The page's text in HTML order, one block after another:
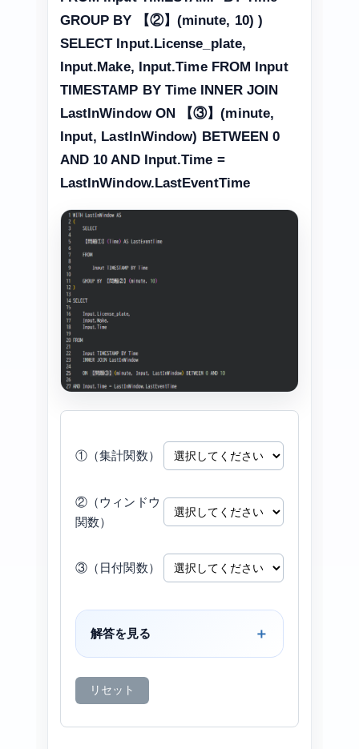
GROUP BY 【②】(minute, 10) )
SELECT Input.License_plate,
Input.Make, Input.Time FROM Input
TIMESTAMP BY Time INNER JOIN
LastInWindow ON 【③】(minute,
Input, LastInWindow) BETWEEN 0
AND 10 AND Input.Time =
LastInWindow.LastEventTime
①（集計関数）
②（ウィンドウ
関数）
③（日付関数）
解答を見る
リセット